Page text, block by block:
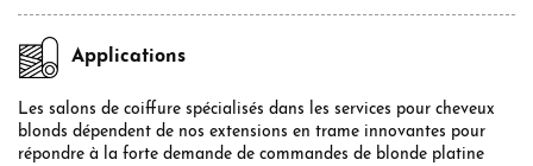
Applications
Les salons de coiffure spécialisés dans les services pour cheveux
blonds dépendent de nos extensions en trame innovantes pour
répondre à la forte demande de commandes de blonde platine